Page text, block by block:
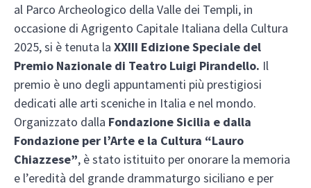
al Parco Archeologico della Valle dei Templi, in
occasione di Agrigento Capitale Italiana della Cultura
2025, si è tenuta la XXIII Edizione Speciale del
Premio Nazionale di Teatro Luigi Pirandello. Il
premio è uno degli appuntamenti più prestigiosi
dedicati alle arti sceniche in Italia e nel mondo.
Organizzato dalla Fondazione Sicilia e dalla
Fondazione per l’Arte e la Cultura “Lauro
Chiazzese”, è stato istituito per onorare la memoria
e l’eredità del grande drammaturgo siciliano e per